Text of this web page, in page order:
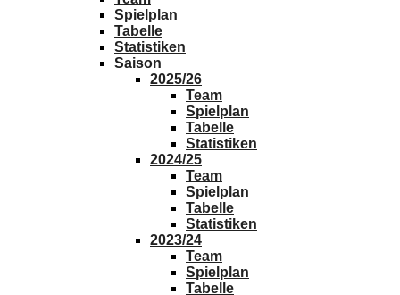
Spielplan
Tabelle
Statistiken
Saison
2025/26
Team
Spielplan
Tabelle
Statistiken
2024/25
Team
Spielplan
Tabelle
Statistiken
2023/24
Team
Spielplan
Tabelle